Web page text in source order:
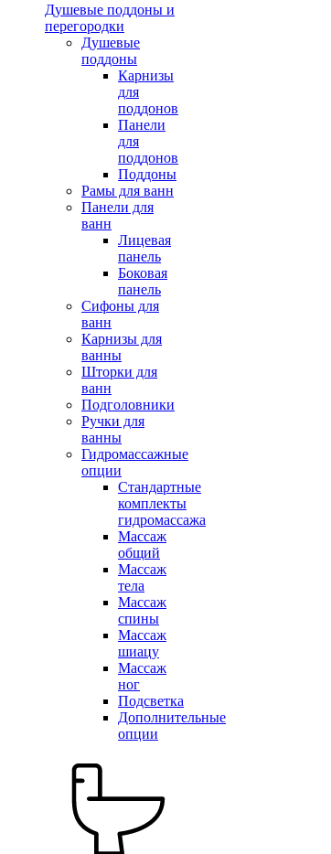
Душевые поддоны и
перегородки
Душевые
поддоны
Карнизы
для
поддонов
Панели
для
поддонов
Поддоны
Рамы для ванн
Панели для
ванн
Лицевая
панель
Боковая
панель
Сифоны для
ванн
Карнизы для
ванны
Шторки для
ванн
Подголовники
Ручки для
ванны
Гидромассажные
опции
Стандартные
комплекты
гидромассажа
Массаж
общий
Массаж
тела
Массаж
спины
Массаж
шиацу
Массаж
ног
Подсветка
Дополнительные
опции